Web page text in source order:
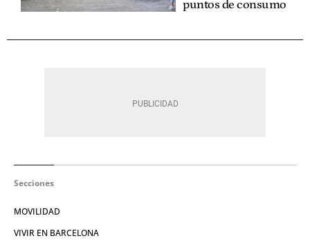
puntos de consumo
Secciones
MOVILIDAD
VIVIR EN BARCELONA